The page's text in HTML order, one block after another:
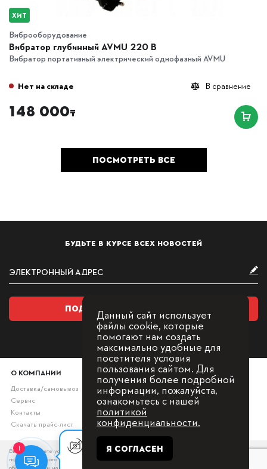
ХИТ
Виброоборудование
Вибратор глубинный AVMU 220 B
Вибратор портативный электрический однофазный AVMU
В сравнение
Нет на складе
148 000₸
ПОСМОТРЕТЬ ВСЕ
БУДЬТЕ В КУРСЕ ВСЕХ НОВОСТЕЙ
ПОДПИСАТЬСЯ НА РАССЫЛКУ
О КОМПАНИИ
Доставка/самовывоз
Сервис
Контакты
Скачать прайс-лист
Вы принимаете условия политики в отношении обработки персональных данных и
пользовательского соглашения каждый раз, когда оставляете свои данные в любой форме
обратной связи на сайте
1
Оставьте заявку, мы с Вами
свяжемся для
Данный сайт использует
файлы cookie, которые
помогают нам создать
максимально удобные для
посетителя условия
пользования сайтом. Для
получения более подробной
информации, пожалуйста,
ознакомьтесь с нашей
политикой
конфиденциальности.
Я СОГЛАСЕН